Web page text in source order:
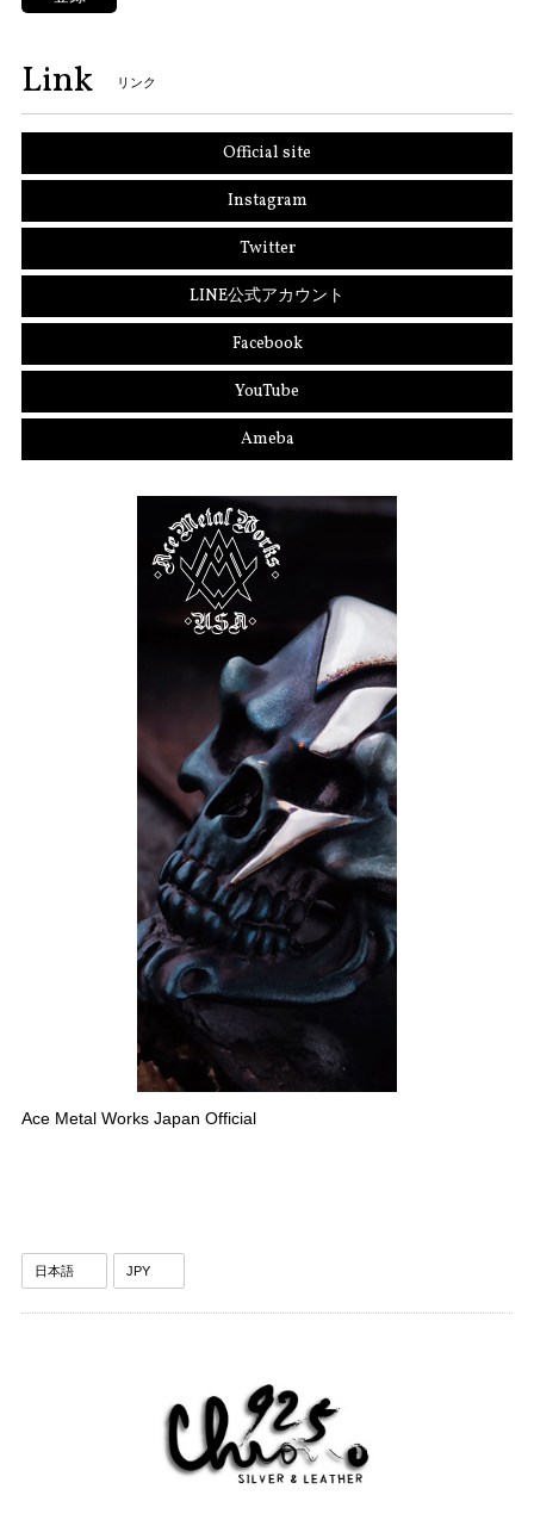
Link リンク
Official site
Instagram
Twitter
LINE公式アカウント
Facebook
YouTube
Ameba
Ace Metal Works Japan Official